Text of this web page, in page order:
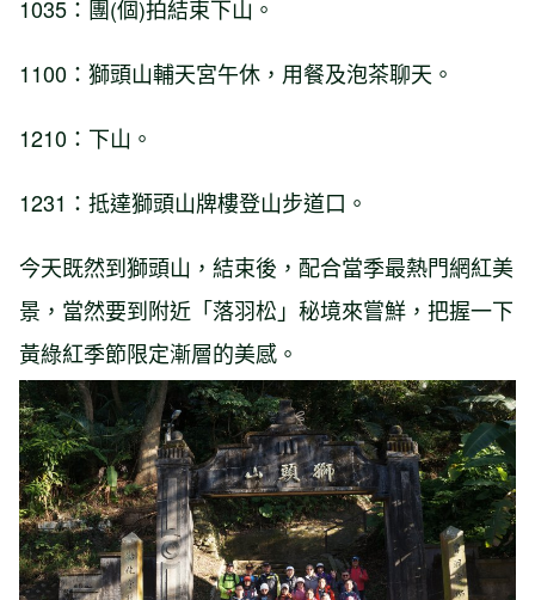
1035：團(個)拍結束下山。
1100：獅頭山輔天宮午休，用餐及泡茶聊天。
1210：下山。
1231：抵達獅頭山牌樓登山步道口。
今天既然到獅頭山，結束後，配合當季最熱門網紅美
景，當然要到附近「落羽松」秘境來嘗鮮，把握一下
黃綠紅季節限定漸層的美感。